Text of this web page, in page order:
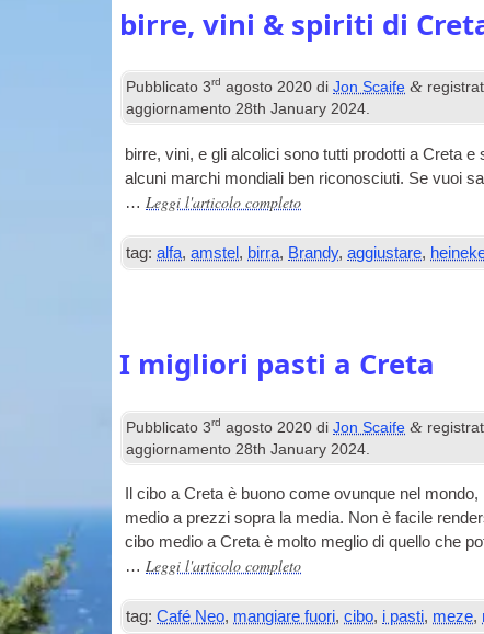
birre, vini & spiriti di
Pubblicato3rd agosto 2020 diJon Scaife &
aggiornamento28th January 2024.
birre, vini, e gli alcolici sono tutti prodotti a Creta
alcuni marchi mondiali ben riconosciuti. Se vuoi
…Leggi l'articolo completo
tag: alfa,amstel , birra, Brandy,aggiustare,
I migliori pasti a Creta
Pubblicato3rd agosto 2020 diJon Scaife &
aggiornamento 28th January 2024
Il cibo a Creta è buono come ovunque nel
medio a prezzi sopra la media. Non è facile
cibo medio a Creta è molto meglio di quello che
…Leggi l'articolo completo
tag: Café Neo, mangiare fuori,cibo, i pasti, meze,